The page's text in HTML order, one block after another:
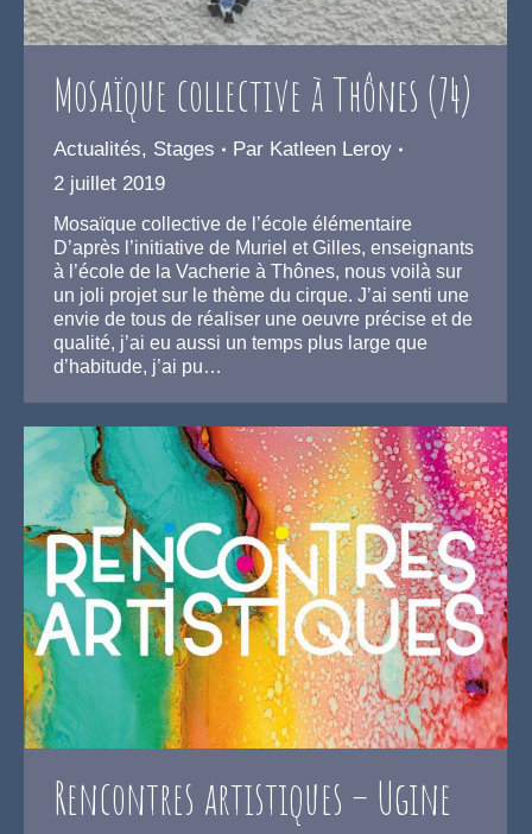
Mosaïque collective à Thônes (74)
Actualités, Stages Par Katleen Leroy
2 juillet 2019
Mosaïque collective de l’école élémentaire
D’après l’initiative de Muriel et Gilles, enseignants
à l’école de la Vacherie à Thônes, nous voilà sur
un joli projet sur le thème du cirque. J’ai senti une
envie de tous de réaliser une oeuvre précise et de
qualité, j’ai eu aussi un temps plus large que
d’habitude, j’ai pu…
Rencontres artistiques – Ugine